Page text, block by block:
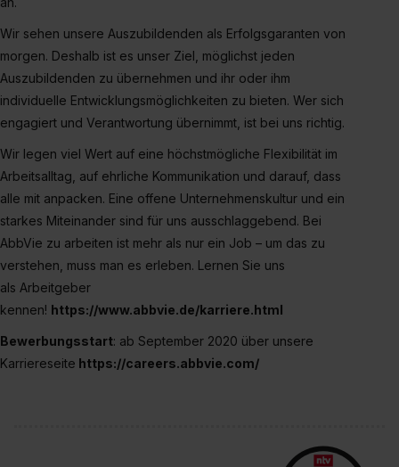
Eine Erlaubnis hierfür kannst du auch später noch im
Einzelfall bei dem jeweiligen Inhalt erteilen. Willst du nur
bestimmte Verwendungszwecke zulassen, triff deine
Auswahl über die Checkboxen und klick auf „Auswahl
erlauben“. Die Einwilligung zur Platzierung von Cookies
der Kategorien „Präferenzen“, „Statistiken“ und „Social
zur Übermittlung deiner Daten in die USA (Art. 49 Abs. 1
S. 1 lit. a) DS-GVO). Die USA verfügen über kein
angemessenes Datenschutzniveau (EuGH – Schrems
II). Du kannst die von dir erteilte Einwilligung jederzeit mit
Wirkung für die Zukunft ganz oder teilweise über unsere
Datenschutzerklärung unter dem Punkt „Datenschutz-
Einstellungen“ widerrufen. Weitere Informationen zu den
einzelnen Cookies findest du durch Klick auf „Details
zeigen“. Weitere Informationen:Datenschutzerklärung
Wir sehen unsere Auszubildenden als Erfolgsgaranten von
morgen. Deshalb ist es unser Ziel, möglichst jeden
Auszubildenden zu übernehmen und ihr oder ihm
individuelle Entwicklungsmöglichkeiten zu bieten. Wer sich
engagiert und Verantwortung übernimmt, ist bei uns richtig.
Wir legen viel Wert auf eine höchstmögliche Flexibilität im
Arbeitsalltag, auf ehrliche Kommunikation und darauf, dass
alle mit anpacken. Eine offene Unternehmenskultur und ein
starkes Miteinander sind für uns ausschlaggebend. Bei
AbbVie zu arbeiten ist mehr als nur ein Job – um das zu
verstehen, muss man es erleben. Lernen Sie uns
als Arbeitgeber
kennen! https://www.abbvie.de/karriere.html
Bewerbungsstart: ab September 2020 über unsere
Karriereseite https://careers.abbvie.com/